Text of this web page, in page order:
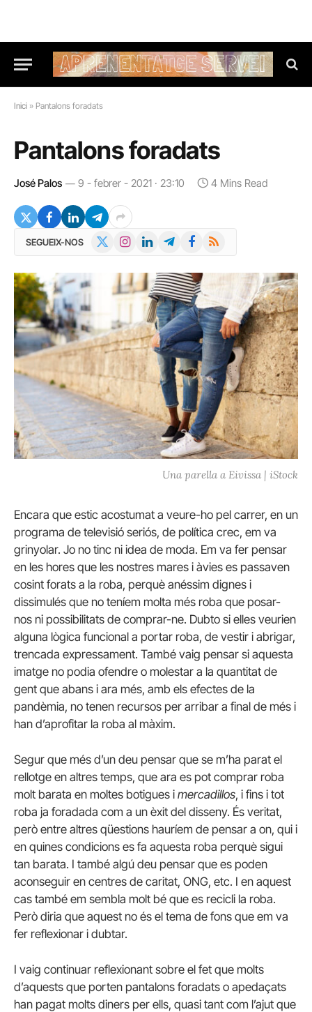
Inici » Pantalons foradats
Pantalons foradats
José Palos 9 - febrer - 2021 · 23:10 4 Mins Read
SEGUEIX-NOS InstagramLinkedInTelegramFacebook
RSS
Una parella a Eivissa | iStock
Encara que estic acostumat a veure-ho pel carrer, en un
programa de televisió seriós, de política crec, em va
grinyolar. Jo no tinc ni idea de moda. Em va fer pensar
en les hores que les nostres mares i àvies es passaven
cosint forats a la roba, perquè anéssim dignes i
dissimulés que no teníem molta més roba que posar-
nos ni possibilitats de comprar-ne. Dubto si elles veurien
alguna lògica funcional a portar roba, de vestir i abrigar,
trencada expressament. També vaig pensar si aquesta
imatge no podia ofendre o molestar a la quantitat de
gent que abans i ara més, amb els efectes de la
pandèmia, no tenen recursos per arribar a final de més i
han d’aprofitar la roba al màxim.
Segur que més d’un deu pensar que se m’ha parat el
rellotge en altres temps, que ara es pot comprar roba
molt barata en moltes botigues i mercadillos, i fins i tot
roba ja foradada com a un èxit del disseny. És veritat,
però entre altres qüestions hauríem de pensar a on, qui i
en quines condicions es fa aquesta roba perquè sigui
tan barata. I també algú deu pensar que es poden
aconseguir en centres de caritat, ONG, etc. I en aquest
cas també em sembla molt bé que es recicli la roba.
Però diria que aquest no és el tema de fons que em va
fer reflexionar i dubtar.
I vaig continuar reflexionant sobre el fet que molts
d’aquests que porten pantalons foradats o apedaçats
han pagat molts diners per ells, quasi tant com l’ajut que